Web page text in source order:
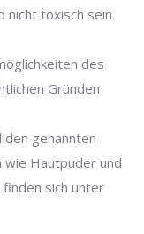
toxisch sein.
des
Gründen
genannten
Hautpuder und
sich unter